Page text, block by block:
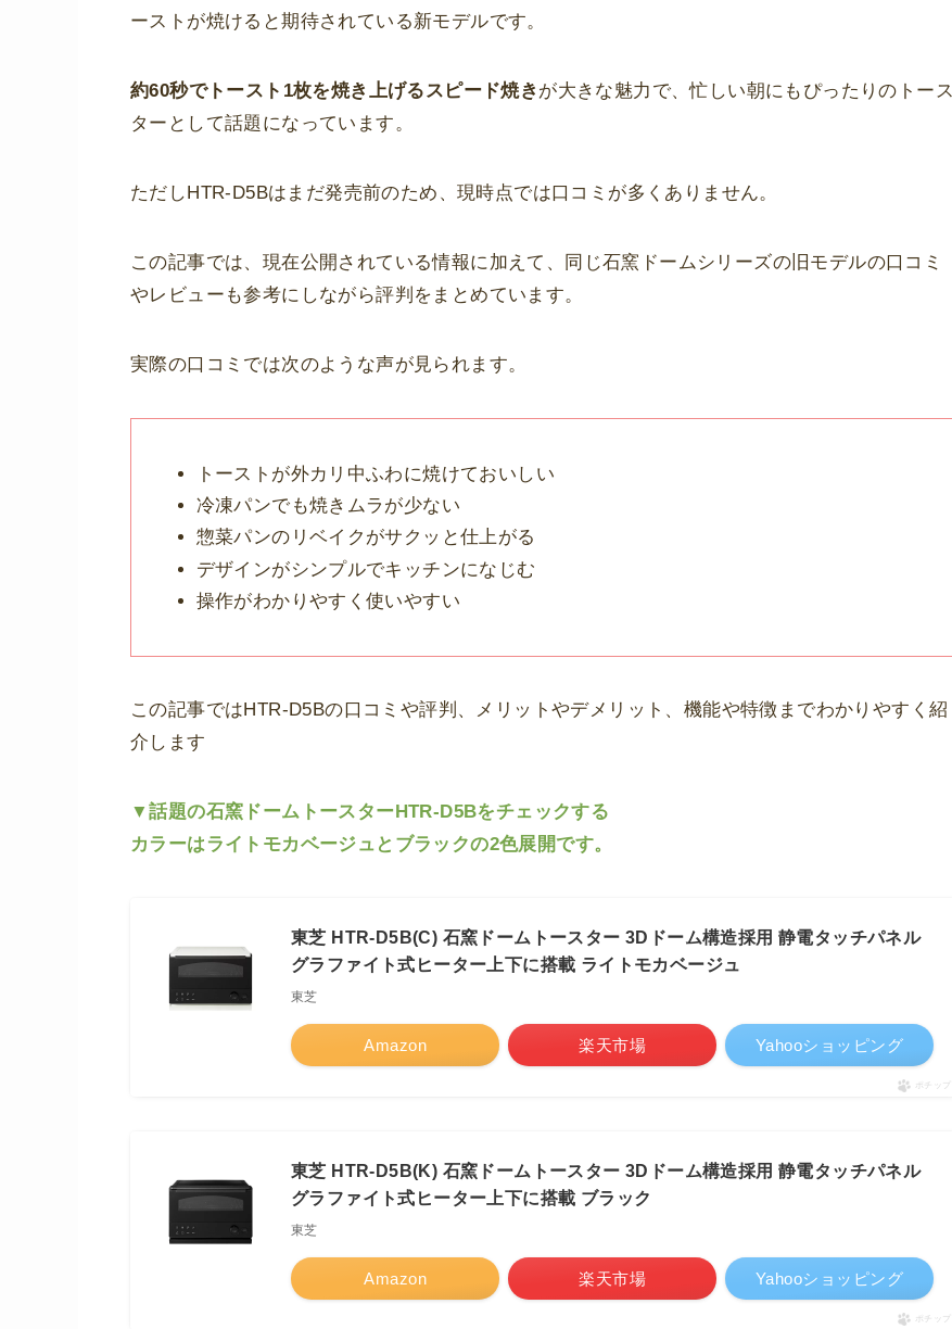
ーストが焼けると期待されている新モデルです。
約60秒でトースト1枚を焼き上げるスピード焼き が大きな魅力で、忙しい朝にもぴったりのトース
ターとして話題になっています。
ただしHTR-D5Bはまだ発売前のため、現時点では口コミが多くありません。
この記事では、現在公開されている情報に加えて、同じ石窯ドームシリーズの旧モデルの口コミ
やレビューも参考にしながら評判をまとめています。
実際の口コミでは次のような声が見られます。
トーストが外カリ中ふわに焼けておいしい
冷凍パンでも焼きムラが少ない
惣菜パンのリベイクがサクッと仕上がる
デザインがシンプルでキッチンになじむ
操作がわかりやすく使いやすい
この記事ではHTR-D5Bの口コミや評判、メリットやデメリット、機能や特徴までわかりやすく紹
介します
▼話題の石窯ドームトースターHTR-D5Bをチェックする
カラーはライトモカベージュとブラックの2色展開です。
東芝 HTR-D5B(C) 石窯ドームトースター 3Dドーム構造採用 静電タッチパネル
グラファイト式ヒーター上下に搭載 ライトモカベージュ
東芝
Amazon 楽天市場 Yahooショッピング
ポチップ
東芝 HTR-D5B(K) 石窯ドームトースター 3Dドーム構造採用 静電タッチパネル
グラファイト式ヒーター上下に搭載 ブラック
東芝
Amazon 楽天市場 Yahooショッピング
ポチップ